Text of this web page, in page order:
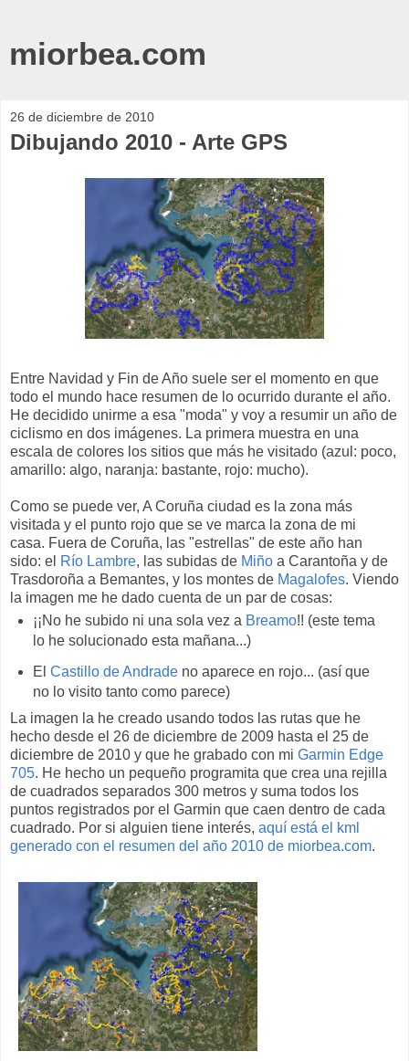
miorbea.com
26 de diciembre de 2010
Dibujando 2010 - Arte GPS
Entre Navidad y Fin de Año suele ser el momento en que
todo el mundo hace resumen de lo ocurrido durante el año.
He decidido unirme a esa "moda" y voy a resumir un año de
ciclismo en dos imágenes. La primera muestra en una
escala de colores los sitios que más he visitado (azul: poco,
amarillo: algo, naranja: bastante, rojo: mucho).
Como se puede ver, A Coruña ciudad es la zona más
visitada y el punto rojo que se ve marca la zona de mi
casa. Fuera de Coruña, las "estrellas" de este año han
sido: el Río Lambre, las subidas de Miño a Carantoña y de
Trasdoroña a Bemantes, y los montes de Magalofes. Viendo
la imagen me he dado cuenta de un par de cosas:
¡¡No he subido ni una sola vez a Breamo!! (este tema
lo he solucionado esta mañana...)
El Castillo de Andradeno aparece en rojo... (así que
no lo visito tanto como parece)
La imagen la he creado usando todos las rutas que he
hecho desde el 26 de diciembre de 2009 hasta el 25 de
diciembre de 2010 y que he grabado con mi Garmin Edge
705. He hecho un pequeño programita que crea una rejilla
de cuadrados separados 300 metros y suma todos los
puntos registrados por el Garmin que caen dentro de cada
cuadrado. Por si alguien tiene interés, aquí está el kml
generado con el resumen del año 2010 de miorbea.com.